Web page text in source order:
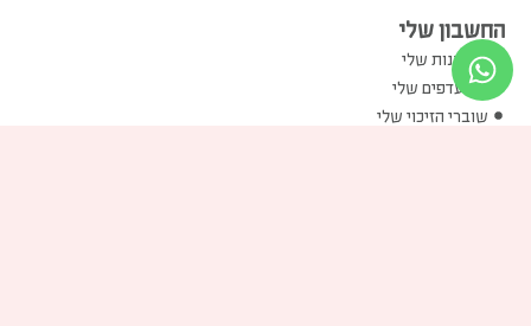
החשבון שלי
ההזמנות שלי
המועדפים שלי
שוברי הזיכוי שלי